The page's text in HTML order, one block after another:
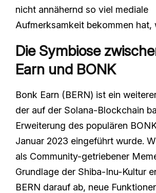
nicht annähernd so viel mediale
Aufmerksamkeit bekommen hat,
Die Symbiose
Earn und BONK
Bonk Earn (BERN) ist ein
der auf der Solana-Blockchain
Erweiterung des populären
Januar 2023 eingeführt wurde.
als Community-getriebener
Grundlage der Shiba-Inu-Kultur
BERN darauf ab, neue